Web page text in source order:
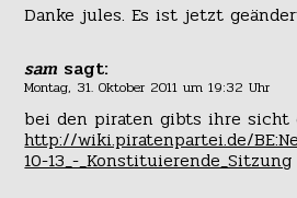
Danke jules. Es ist jetzt
sam sagt:
Montag, 31. Oktober 2011 um 19:32 Uhr
bei den piraten gibts ihre sicht
http://wiki.piratenpartei.de/
10-13_-_Konstituierende_Sitzung